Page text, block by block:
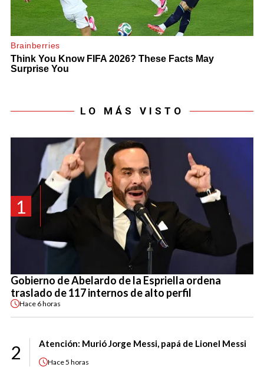
LO MÁS VISTO
1
Gobierno de Abelardo de la Espriella ordena
traslado de 117 internos de alto perfil
Hace 6 horas
2 Atención: Murió Jorge Messi, papá de Lionel Messi
Hace5 horas